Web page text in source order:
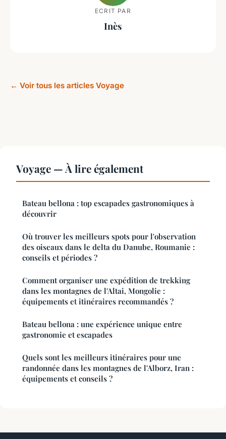
ECRIT PAR
Inès
← Voir tous les articles Voyage
Voyage — À lire également
Bateau bellona : top escapades gastronomiques à
découvrir
Où trouver les meilleurs spots pour l'observation
des oiseaux dans le delta du Danube, Roumanie :
conseils et périodes ?
Comment organiser une expédition de trekking
dans les montagnes de l'Altai, Mongolie :
équipements et itinéraires recommandés ?
Bateau bellona : une expérience unique entre
gastronomie et escapades
Quels sont les meilleurs itinéraires pour une
randonnée dans les montagnes de l'Alborz, Iran :
équipements et conseils ?